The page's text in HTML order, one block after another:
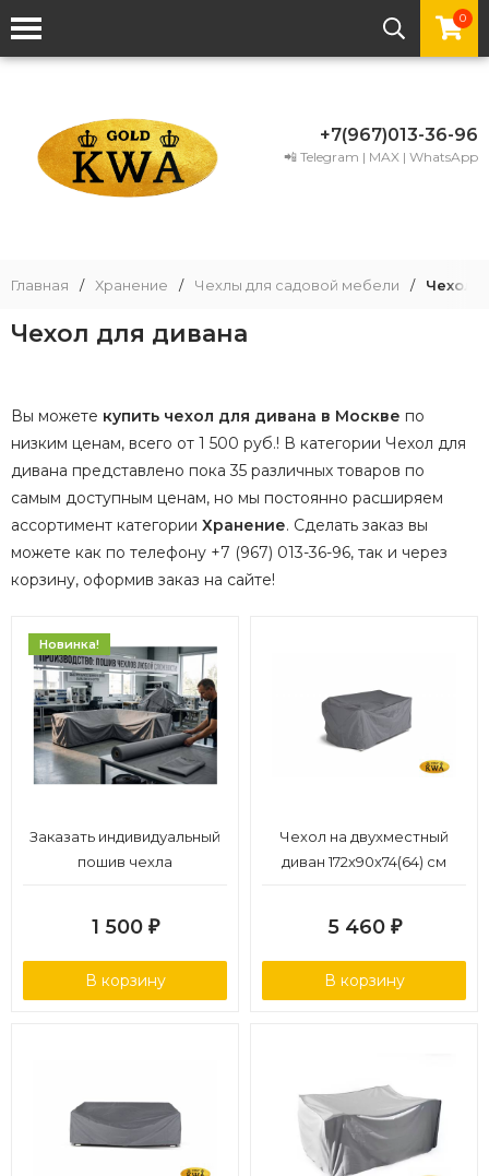
0
+7(967)013-36-96
📲 Telegram | MAX | WhatsApp
Главная / Хранение / Чехлы для садовой мебели / Чехол
Чехол для дивана
Вы можете купить чехол для дивана в Москве по
низким ценам, всего от 1 500 руб.! В категории Чехол для
дивана представлено пока 35 различных товаров по
самым доступным ценам, но мы постоянно расширяем
ассортимент категории Хранение. Сделать заказ вы
можете как по телефону +7 (967) 013-36-96, так и через
корзину, оформив заказ на сайте!
Новинка!
Заказать индивидуальный
пошив чехла
1 500 ₽
В корзину
Чехол на двухместный
диван 172х90х74(64) см
5 460 ₽
В корзину